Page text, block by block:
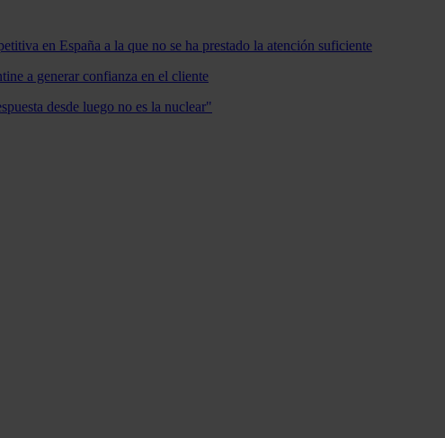
en España a la que no se ha prestado la atención suficiente
a generar confianza en el cliente
desde luego no es la nuclear"